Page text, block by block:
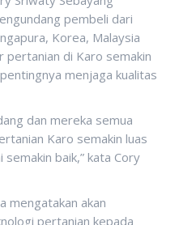
pembeli dari
Korea, Malaysia
pertanian di Karo semakin
menjaga kualitas
dan mereka semua
Karo semakin luas
baik,” kata Cory
mengatakan akan
pertanian kepada